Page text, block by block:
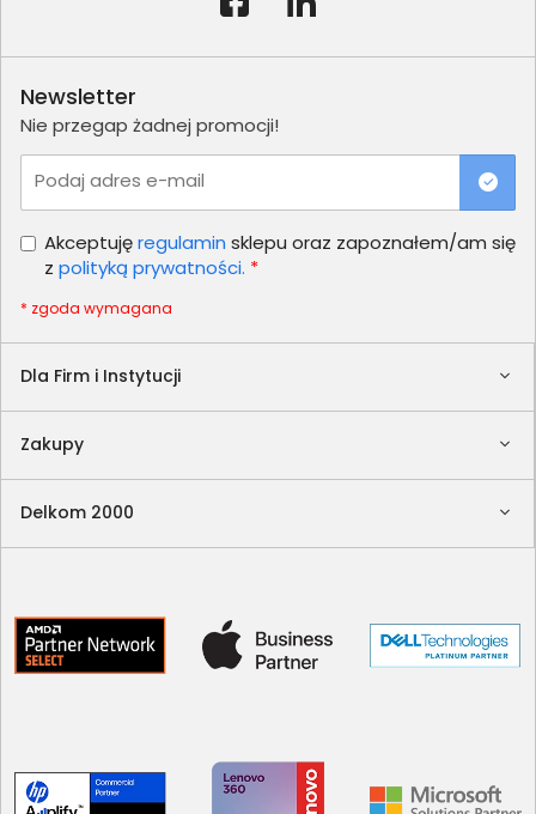
Dla Firm i Instytucji
Zakupy
Delkom 2000
Newsletter
Nie przegap żadnej promocji!
Podaj adres e-mail
Akceptujęregulamin sklepu oraz zapoznałem/am się
z polityką prywatności. *
* zgoda wymagana